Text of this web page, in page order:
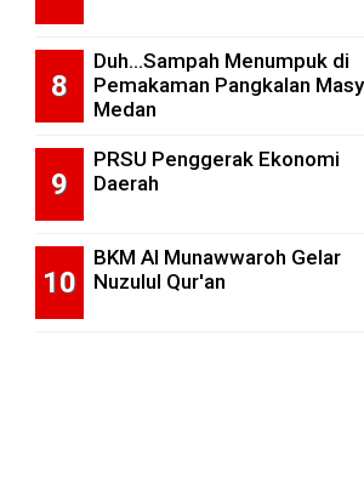
Duh...Sampah Menumpuk di
Pemakaman Pangkalan
Medan
PRSU Penggerak Ekonomi
Daerah
BKM Al Munawwaroh Gelar
Nuzulul Qur'an